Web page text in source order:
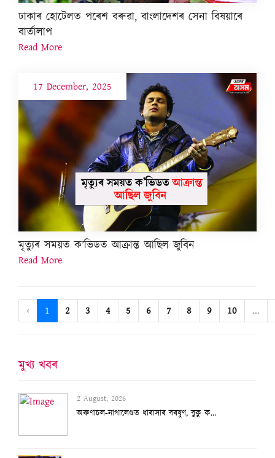
ঢাকাৰ হোটেলত পৰেশ বৰুৱা, বাংলাদেশৰ সেনা বিষয়াৰে
বাৰ্তালাপ
Read More
17 December, 2025
মৃত্যুৰ সময়ত ক’ভিডত আক্ৰান্ত আছিল জুবিন
Read More
‹ 1 2 3 4 5 6 7 8 9 10 ...
মুখ্য খবৰ
2 August, 2026
অৰুণাচল-নাগালেণ্ডত ধাৰাসাৰ বৰষুণ, বুকু ক...